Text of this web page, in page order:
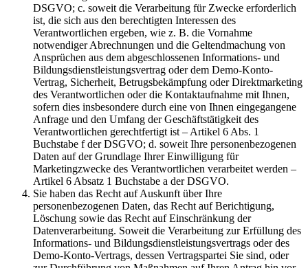
DSGVO; c. soweit die Verarbeitung für Zwecke erforderlich
ist, die sich aus den berechtigten Interessen des
Verantwortlichen ergeben, wie z. B. die Vornahme
notwendiger Abrechnungen und die Geltendmachung von
Ansprüchen aus dem abgeschlossenen Informations- und
Bildungsdienstleistungsvertrag oder dem Demo-Konto-
Vertrag, Sicherheit, Betrugsbekämpfung oder Direktmarketing
des Verantwortlichen oder die Kontaktaufnahme mit Ihnen,
sofern dies insbesondere durch eine von Ihnen eingegangene
Anfrage und den Umfang der Geschäftstätigkeit des
Verantwortlichen gerechtfertigt ist – Artikel 6 Abs. 1
Buchstabe f der DSGVO; d. soweit Ihre personenbezogenen
Daten auf der Grundlage Ihrer Einwilligung für
Marketingzwecke des Verantwortlichen verarbeitet werden –
Artikel 6 Absatz 1 Buchstabe a der DSGVO.
Sie haben das Recht auf Auskunft über Ihre
personenbezogenen Daten, das Recht auf Berichtigung,
Löschung sowie das Recht auf Einschränkung der
Datenverarbeitung. Soweit die Verarbeitung zur Erfüllung des
Informations- und Bildungsdienstleistungsvertrags oder des
Demo-Konto-Vertrags, dessen Vertragspartei Sie sind, oder